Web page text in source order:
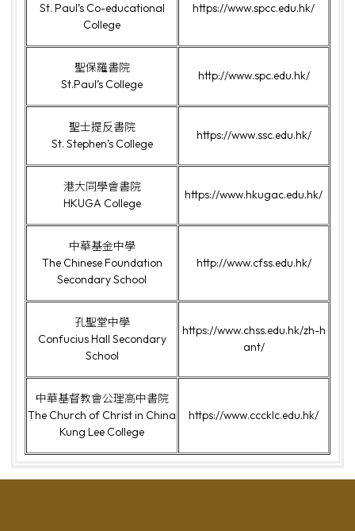
St. Paul’s Co-educational
College
https://www.spcc.edu.hk/
聖保羅書院
St.Paul’s College
http://www.spc.edu.hk/
聖士提反書院
St. Stephen’s College
https://www.ssc.edu.hk/
港大同學會書院
HKUGA College
https://www.hkugac.edu.hk/
中華基金中學
The Chinese Foundation
Secondary School
http://www.cfss.edu.hk/
孔聖堂中學
Confucius Hall Secondary
School
https://www.chss.edu.hk/zh-h
ant/
中華基督教會公理高中書院
The Church of Christ in China
Kung Lee College
https://www.cccklc.edu.hk/